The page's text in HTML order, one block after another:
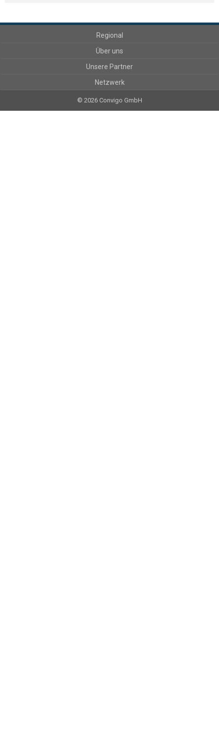
Regional
Über uns
Unsere Partner
Netzwerk
© 2026 Convigo GmbH